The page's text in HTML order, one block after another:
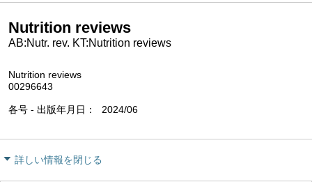
Nutrition reviews
AB:Nutr. rev. KT:Nutrition reviews
Nutrition reviews
00296643
各号 - 出版年月日 2024/06
詳しい情報を閉じる